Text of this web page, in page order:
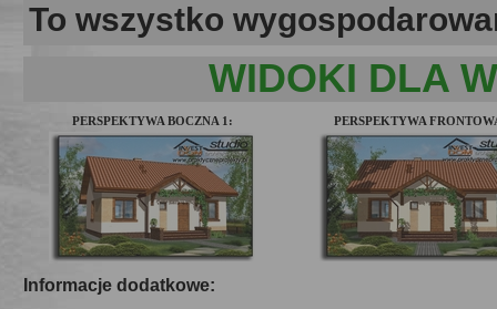
To wszystko
WIDOKI DLA
PERSPEKTYWA BOCZNA 1: PERSPEKTYWA
Informacje dodatkowe: